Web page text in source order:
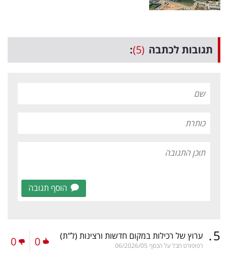
תגובות לכתבה (5)
:
הוסף תגובה
5
. ערוץ של רכילות במקום חדשות ורצינות (ל"ת)
רפופורט חבל על הכסף 06/2026/05
0
0